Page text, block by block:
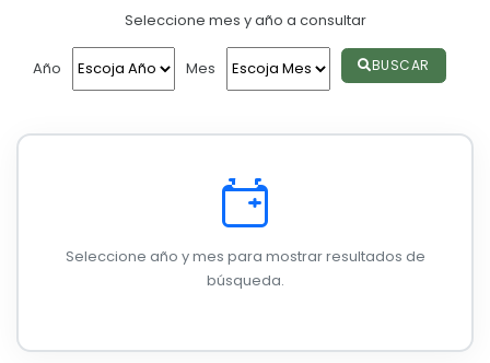
Convocatorias
GESTIÓN ADMINISTRATIVA
Plan Operativo Anual - POA
Convenios Institucionales
PRESUPUESTO: EJECUCIÓN Y REPORTES
Procesos de contratación
Seleccione mes y año a consultar
Año Mes BUSCAR
Seleccione año y mes para mostrar resultados de
búsqueda.